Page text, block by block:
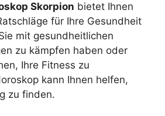
Skorpion bietet Ihnen
für Ihre Gesundheit
mit gesundheitlichen
zu kämpfen haben oder
Ihre Fitness zu
kann Ihnen helfen,
zu finden.